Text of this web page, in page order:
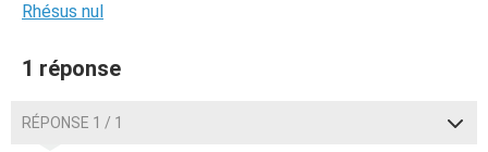
Rhésus nul
1 réponse
RÉPONSE 1 / 1